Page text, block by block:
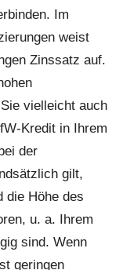
Im
weist
Zinssatz auf.
vielleicht auch
Kredit in Ihrem
der
gilt,
die Höhe des
u. a. Ihrem
sind. Wenn
geringen